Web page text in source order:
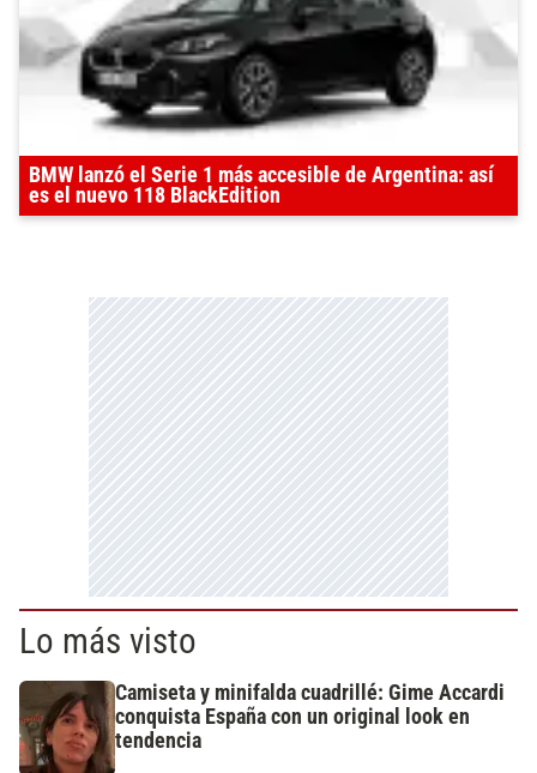
BMW lanzó el Serie 1 más accesible de Argentina: así
es el nuevo 118 BlackEdition
Lo más visto
Camiseta y minifalda cuadrillé: Gime Accardi
conquista España con un original look en
tendencia